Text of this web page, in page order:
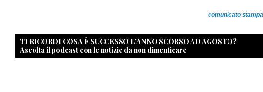
comunicato stampa
TI RICORDI COSA È SUCCESSO L’ANNO SCORSO AD AGOSTO?
Ascolta il podcast con le notizie da non dimenticare